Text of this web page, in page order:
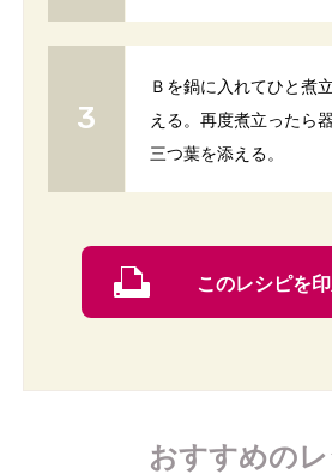
Ｂを鍋に入れてひと煮
える。再度煮立ったら
三つ葉を添える。
このレシピを
おすすめの